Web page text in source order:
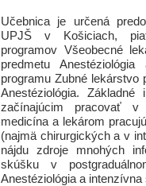
Učebnica je určená
UPJŠ v Košiciach,
programov Všeobecné
predmetu
programu Zubné lekárstvo
Anestéziológia.
začínajúcim pracovať v
medicína a lekárom
(najmä chirurgických a v
nájdu zdroje mnohých
skúšku v
Anestéziológia a